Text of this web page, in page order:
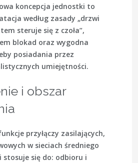
koncepcja jednostki to
według zasady „drzwi
steruje się z czoła”,
blokad oraz wygodna
posiadania przez
umiejętności.
i obszar
przyłączy zasilających,
w sieciach średniego
stosuje się do: odbioru i